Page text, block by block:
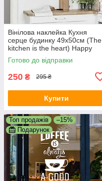
Вінілова наклейка Кухня
серце будинку 49х50см (The
kitchen is the heart) Happy
Pocket Чорний матовий
Готово до відправки
250 ₴ 295 ₴
Купити
Топ продажів
–15%
Подарунок